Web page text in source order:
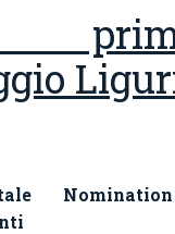
Nomination